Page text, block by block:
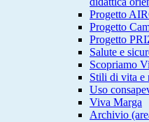
Progetto
Progetto
Progetto
Salute e
Scopriamo
Stili di vita e
Uso
Viva Marga
Archivio